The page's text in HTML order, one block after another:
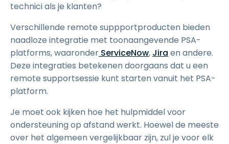
technici als je klanten?
Verschillende remote suppportproducten bieden
naadloze integratie met toonaangevende PSA-
platforms, waaronder ServiceNow, Jira en andere.
Deze integraties betekenen doorgaans dat u een
remote supportsessie kunt starten vanuit het PSA-
platform.
Je moet ook kijken hoe het hulpmiddel voor
ondersteuning op afstand werkt. Hoewel de meeste
over het algemeen vergelijkbaar zijn, zul je voor elk